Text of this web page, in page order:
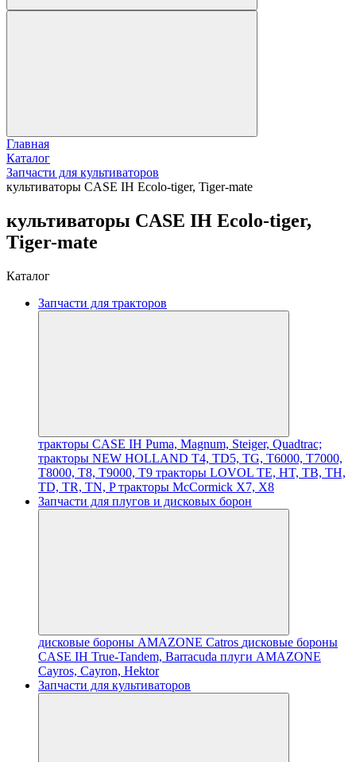
Главная
Каталог
Запчасти для культиваторов
культиваторы CASE IH Ecolo-tiger, Tiger-mate
культиваторы CASE IH Ecolo-tiger,
Tiger-mate
Каталог
Запчасти для тракторов
тракторы CASE IH Puma, Magnum, Steiger, Quadtrac;
тракторы NEW HOLLAND T4, TD5, TG, T6000, T7000,
T8000, T8, T9000, T9 тракторы LOVOL TE, HT, TB, TH,
TD, TR, TN, Pтракторы McCormick X7, X8
Запчасти для плугов и дисковых борон
дисковые бороны AMAZONE Catros дисковые бороны
CASE IH True-Tandem, Barracuda плуги AMAZONE
Cayros, Cayron, Hektor
Запчасти для культиваторов